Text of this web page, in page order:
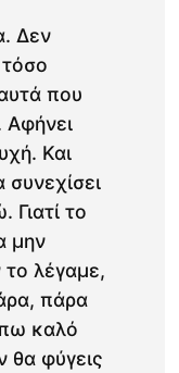
Δεν
που
Αφήνει
Και
συνεχίσει
το
μην
το λέγαμε,
πάρα
καλό
θα φύγεις